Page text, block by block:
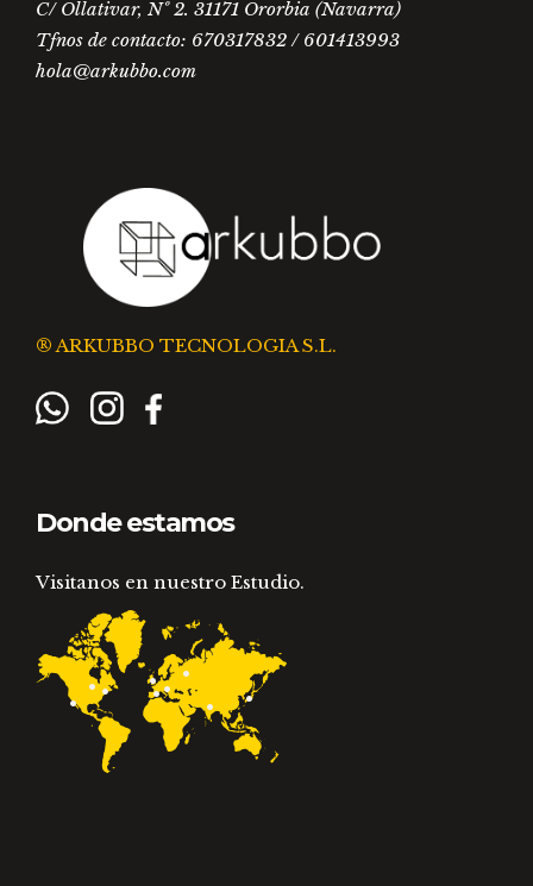
C/ Ollativar, Nº 2. 31171 Ororbia (Navarra)
Tfnos de contacto: 670317832 / 601413993
hola@arkubbo.com
® ARKUBBO TECNOLOGIA S.L.
Donde estamos
Visitanos en nuestro Estudio.